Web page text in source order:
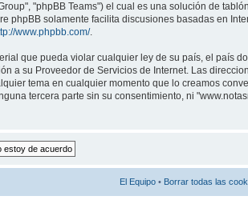
"phpBB Teams") el cual es una solución de
phpBB solamente facilita discusiones basadas en
www.phpbb.com/.
que pueda violar cualquier ley de su país, el país
a su Proveedor de Servicios de Internet. Las
tema en cualquier momento que lo creamos
tercera parte sin su consentimiento, ni
El Equipo • Borrar todas las